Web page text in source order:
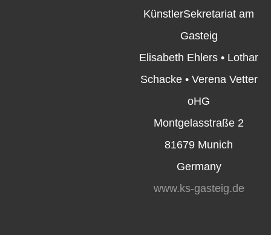
KünstlerSekretariat am
Gasteig
Elisabeth Ehlers • Lothar
Schacke • Verena Vetter
oHG
Montgelasstraße 2
81679 Munich
Germany
www.ks-gasteig.de